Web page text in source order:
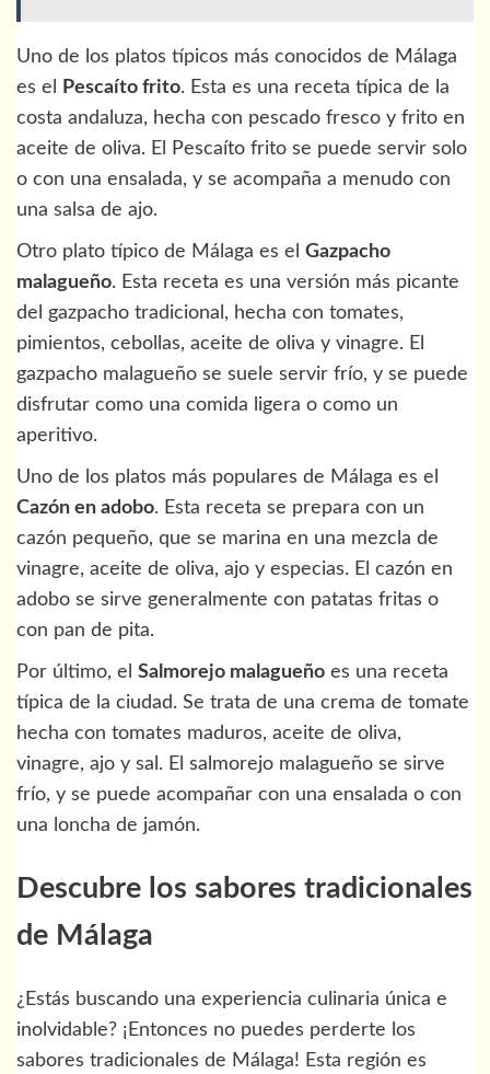
Uno de los platos típicos más conocidos de Málaga
es el
Pescaíto frito. Esta es una receta típica de la
costa andaluza, hecha con pescado fresco y frito en
aceite de oliva. El Pescaíto frito se puede servir solo
o con una ensalada, y se acompaña a menudo con
una salsa de ajo.
Otro plato típico de Málaga es el Gazpacho
malagueño. Esta receta es una versión más picante
del gazpacho tradicional, hecha con tomates,
pimientos, cebollas, aceite de oliva y vinagre. El
gazpacho malagueño se suele servir frío, y se puede
disfrutar como una comida ligera o como un
aperitivo.
Uno de los platos más populares de Málaga es el
Cazón en adobo. Esta receta se prepara con un
cazón pequeño, que se marina en una mezcla de
vinagre, aceite de oliva, ajo y especias. El cazón en
adobo se sirve generalmente con patatas fritas o
con pan de pita.
Por último, el Salmorejo malagueño es una receta
típica de la ciudad. Se trata de una crema de tomate
hecha con tomates maduros, aceite de oliva,
vinagre, ajo y sal. El salmorejo malagueño se sirve
frío, y se puede acompañar con una ensalada o con
una loncha de jamón.
Descubre los sabores tradicionales
de Málaga
¿Estás buscando una experiencia culinaria única e
inolvidable? ¡Entonces no puedes perderte los
sabores tradicionales de Málaga! Esta región es